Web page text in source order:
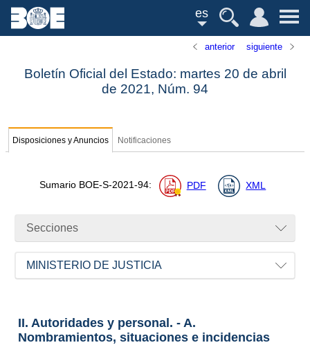
es
anterior siguiente
Boletín Oficial del Estado: martes 20 de abril
de 2021, Núm. 94
Disposiciones y Anuncios Notificaciones
Sumario BOE-S-2021-94: PDF XML
Secciones
MINISTERIO DE JUSTICIA
II. Autoridades y personal. - A.
Nombramientos, situaciones e incidencias